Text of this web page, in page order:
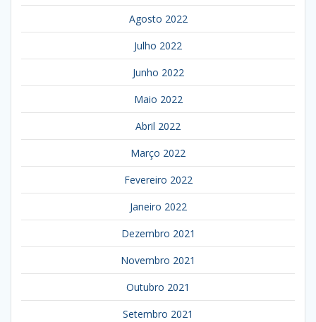
Agosto 2022
Julho 2022
Junho 2022
Maio 2022
Abril 2022
Março 2022
Fevereiro 2022
Janeiro 2022
Dezembro 2021
Novembro 2021
Outubro 2021
Setembro 2021